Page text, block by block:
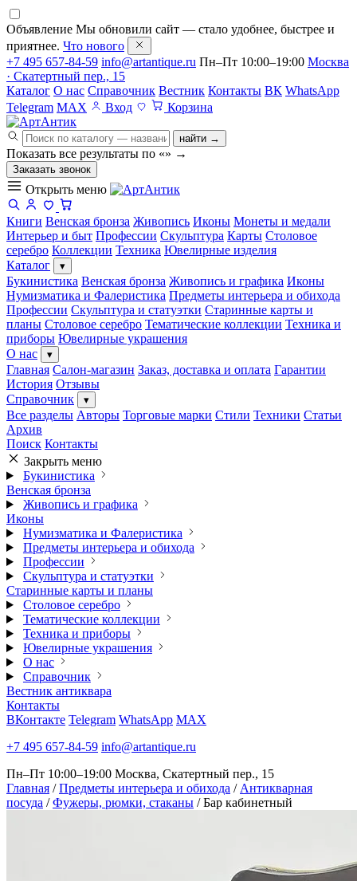
Объявление Мы обновили сайт — стало удобнее, быстрее и
приятнее. Что нового
+7 495 657-84-59 info@artantique.ru Пн–Пт 10:00–19:00 Москва
· Скатертный пер., 15
Каталог О нас Справочник Вестник Контакты ВК WhatsApp
Telegram MAX Вход Корзина
найти →
Показать все результаты по «» →
Заказать звонок
Открыть меню
Книги Венская бронза Живопись Иконы Монеты и медали
Интерьер и быт Профессии Скульптура Карты Столовое
серебро Коллекции Техника Ювелирные изделия
Каталог
▾
Букинистика Венская бронза Живопись и графика Иконы
Нумизматика и Фалеристика Предметы интерьера и обихода
Профессии Скульптура и статуэтки Старинные карты и
планы Столовое серебро Тематические коллекции Техника и
приборы Ювелирные украшения
О нас
▾
Главная Салон-магазин Заказ, доставка и оплата Гарантии
История Отзывы
Справочник
▾
Все разделы Авторы Торговые марки Стили Техники Статьи
Архив
Поиск Контакты
Закрыть меню
Букинистика
Венская бронза
Живопись и графика
Иконы
Нумизматика и Фалеристика
Предметы интерьера и обихода
Профессии
Скульптура и статуэтки
Старинные карты и планы
Столовое серебро
Тематические коллекции
Техника и приборы
Ювелирные украшения
О нас
Справочник
Вестник антиквара
Контакты
ВКонтакте Telegram WhatsApp MAX
+7 495 657-84-59 info@artantique.ru
Пн–Пт 10:00–19:00 Москва, Скатертный пер., 15
Главная / Предметы интерьера и обихода / Антикварная
посуда / Фужеры, рюмки, стаканы / Бар кабинетный